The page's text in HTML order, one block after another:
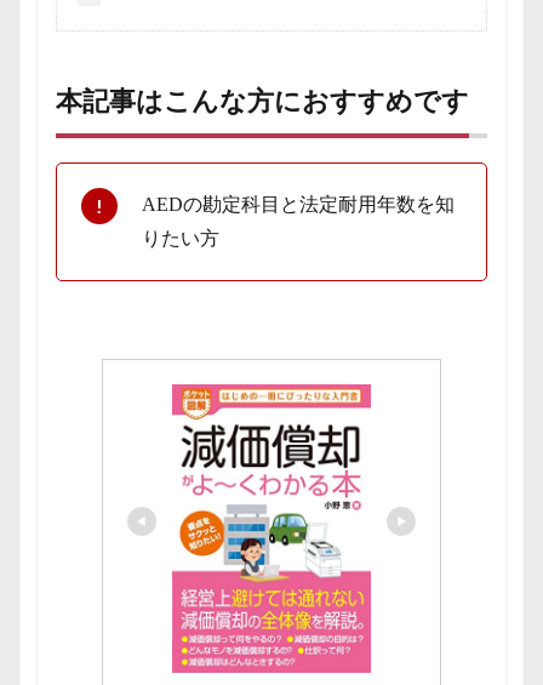
本記事はこんな方におすすめです
AEDの勘定科目と法定耐用年数を知
りたい方